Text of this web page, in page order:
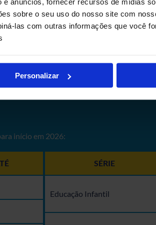
sobre o seu uso do nosso site com
las com outras informações que você
Personalizar
início em 2026:
SÉRIE
Educação Infantil